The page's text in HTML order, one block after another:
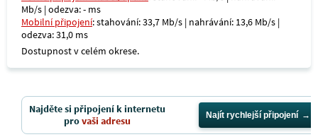
Mb/s | odezva: - ms
Mobilní připojení: stahování: 33,7 Mb/s | nahrávání: 13,6 Mb/s |
odezva: 31,0 ms
Dostupnost v celém okrese.
Najděte si připojení k internetu
provaši adresu Najít rychlejší připojení